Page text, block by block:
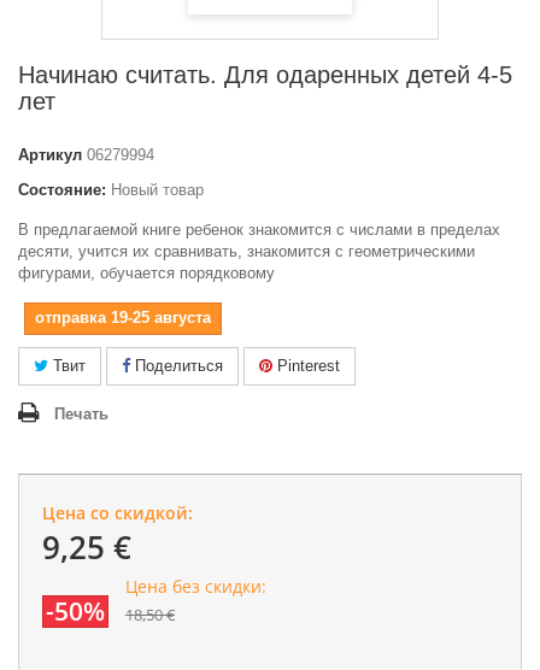
Начинаю считать. Для одаренных детей 4-5
лет
Артикул 06279994
Состояние: Новый товар
В предлагаемой книге ребенок знакомится с числами в пределах
десяти, учится их сравнивать, знакомится с геометрическими
фигурами, обучается порядковому
отправка 19-25 августа
Твит Поделиться Pinterest
Печать
Цена со скидкой:
9,25 €
-50%
Цена без скидки:
18,50 €